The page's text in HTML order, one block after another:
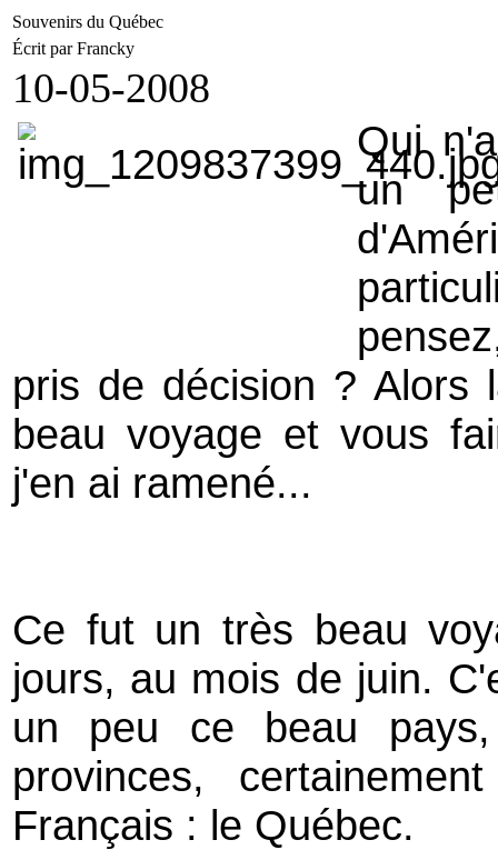
Souvenirs du Québec
Écrit par Francky
10-05-2008
Qui
un
pris de décision ? Alors
beau voyage et vous
j'en ai ramené...
Ce fut un très beau
jours, au mois de juin.
un peu ce beau
provinces,
Français : le Québec.